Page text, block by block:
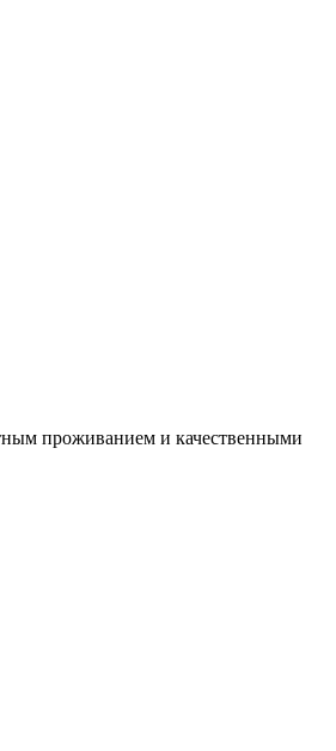
проживанием и качественными